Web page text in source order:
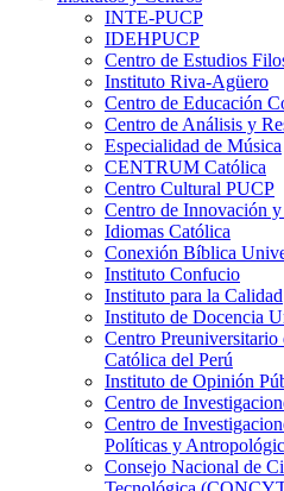
INTE-PUCP
IDEHPUCP
Centro de Estudios
Instituto Riva-Agüero
Centro de Educación
Centro de Análisis y
Especialidad de Música
CENTRUM Católica
Centro Cultural PUCP
Centro de Innovación
Idiomas Católica
Conexión Bíblica
Instituto Confucio
Instituto para la Calidad
Instituto de Docencia
Centro
Católica del Perú
Instituto de Opinión
Centro de
Centro de
Políticas y
Consejo Nacional de